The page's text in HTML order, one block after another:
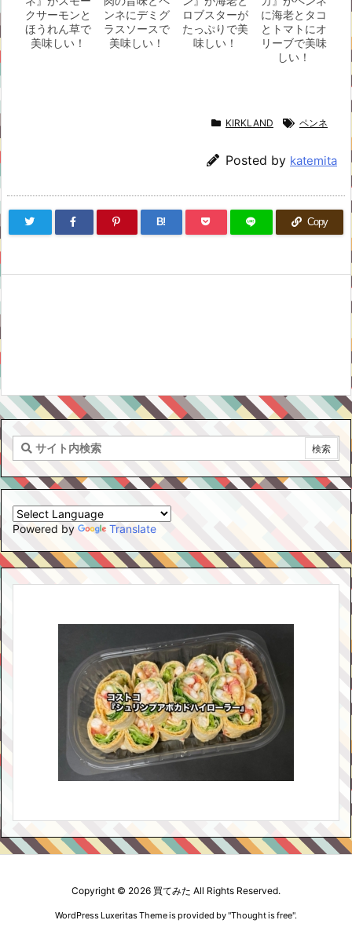
クサーモンと
ほうれん草で
美味しい！
ンネにデミグ
ラスソースで
美味しい！
ロブスターが
たっぷりで美
味しい！
に海老とタコ
とトマトにオ
リーブで美味
しい！
KIRKLAND ペンネ
Posted by katemita
B! Copy
Powered by Translate
Copyright © 2026 買てみた All Rights Reserved.
WordPress Luxeritas Theme is provided by "Thought is free".